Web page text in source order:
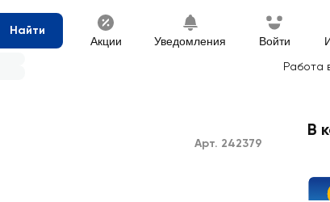
Найти
Акции Уведомления Войти
Работа
Арт. 242379
В